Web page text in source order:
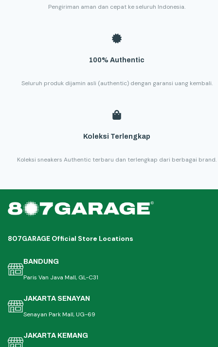
Pengiriman aman dan cepat ke seluruh Indonesia.
100% Authentic
Seluruh produk dijamin asli (authentic) dengan garansi uang kembali.
Koleksi Terlengkap
Koleksi sneakers Authentic terbaru dan terlengkap dari berbagai brand.
807GARAGE Official Store Locations
BANDUNG
Paris Van Java Mall, GL-C31
JAKARTA SENAYAN
Senayan Park Mall, UG-69
JAKARTA KEMANG